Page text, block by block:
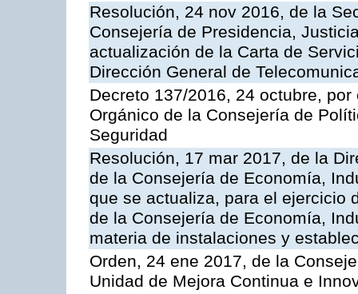
Resolución, 24 nov 2016, de la
Consejería de Presidencia,
actualización de la Carta de
Dirección General de
Decreto 137/2016, 24 octubre,
Orgánico de la Consejería de
Seguridad
Resolución, 17 mar 2017, de la
de la Consejería de Economía,
que se actualiza, para el ejercicio
de la Consejería de Economía,
materia de instalaciones y
Orden, 24 ene 2017, de la
Unidad de Mejora Continua e